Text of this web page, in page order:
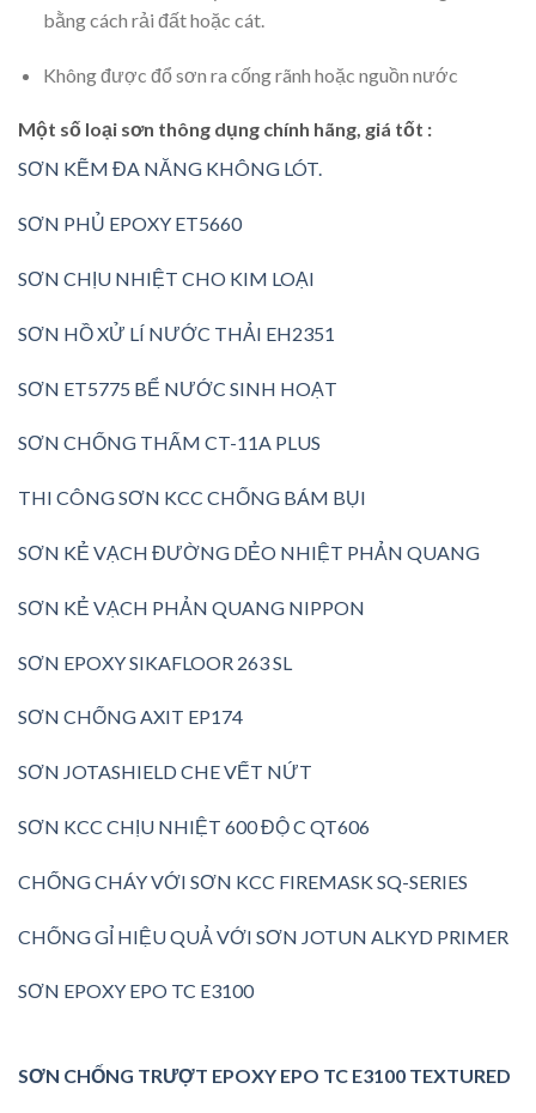
bằng cách rải đất hoặc cát.
Không được đổ sơn ra cống rãnh hoặc nguồn nước
Một số loại sơn thông dụng chính hãng, giá tốt :
SƠN KẼM ĐA NĂNG KHÔNG LÓT.
SƠN PHỦ EPOXY ET5660
SƠN CHỊU NHIỆT CHO KIM LOẠI
SƠN HỒ XỬ LÍ NƯỚC THẢI EH2351
SƠN ET5775 BỂ NƯỚC SINH HOẠT
SƠN CHỐNG THẤM CT-11A PLUS
THI CÔNG SƠN KCC CHỐNG BÁM BỤI
SƠN KẺ VẠCH ĐƯỜNG DẺO NHIỆT PHẢN QUANG
SƠN KẺ VẠCH PHẢN QUANG NIPPON
SƠN EPOXY SIKAFLOOR 263 SL
SƠN CHỐNG AXIT EP174
SƠN JOTASHIELD CHE VẾT NỨT
SƠN KCC CHỊU NHIỆT 600 ĐỘ C QT606
CHỐNG CHÁY VỚI SƠN KCC FIREMASK SQ-SERIES
CHỐNG GỈ HIỆU QUẢ VỚI SƠN JOTUN ALKYD PRIMER
SƠN EPOXY EPO TC E3100
SƠN CHỐNG TRƯỢT EPOXY EPO TC E3100 TEXTURED